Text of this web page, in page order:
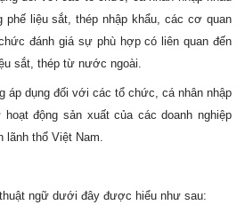
phế liệu sắt, thép nhập khẩu, các cơ quan
đánh giá sự phù hợp có liên quan đến
sắt, thép từ nước ngoài.
áp dụng đối với các tổ chức, cá nhân nhập
động sản xuất của các doanh nghiệp
lãnh thổ Việt Nam
ngữ dưới đây được hiểu như sau: